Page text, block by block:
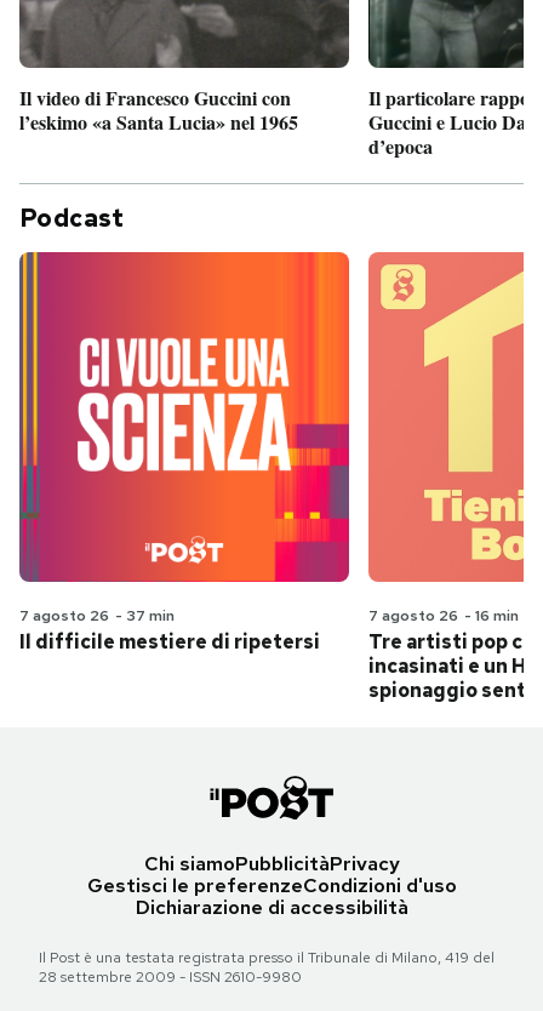
Il video di Francesco Guccini con
l’eskimo «a Santa Lucia» nel 1965
Il particolare
Guccini e Lucio
d’epoca
Podcast
7 agosto 26 - 37 min
Il difficile mestiere di ripetersi
7 agosto 26 - 16 min
Tre artisti pop
incasinati e un
spionaggio
Chi siamoPubblicitàPrivacy
Gestisci le preferenzeCondizioni d'uso
Dichiarazione di accessibilità
Il Post è una testata registrata presso il Tribunale di Milano, 419 del
28 settembre 2009 - ISSN 2610-9980